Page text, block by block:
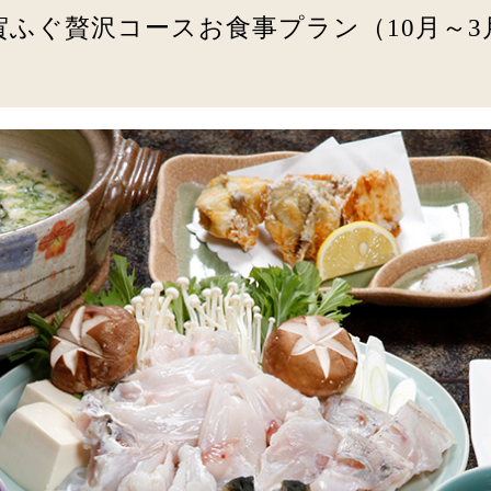
ふぐ贅沢コースお食事プラン（10月～3